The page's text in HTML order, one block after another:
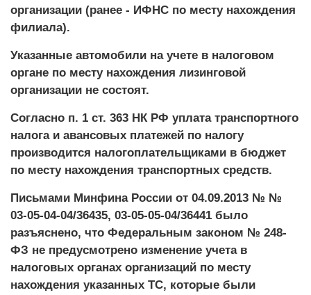
организации (ранее - ИФНС по месту нахождения
филиала).
Указанные автомобили на учете в налоговом
органе по месту нахождения лизинговой
организации не состоят.
Согласно п. 1 ст. 363 НК РФ уплата транспортного
налога и авансовых платежей по налогу
производится налогоплательщиками в бюджет
по месту нахождения транспортных средств.
Письмами Минфина России от 04.09.2013 № №
03-05-04-04/36435, 03-05-05-04/36441 было
разъяснено, что Федеральным законом № 248-
ФЗ не предусмотрено изменение учета в
налоговых органах организаций по месту
нахождения указанных ТС, которые были